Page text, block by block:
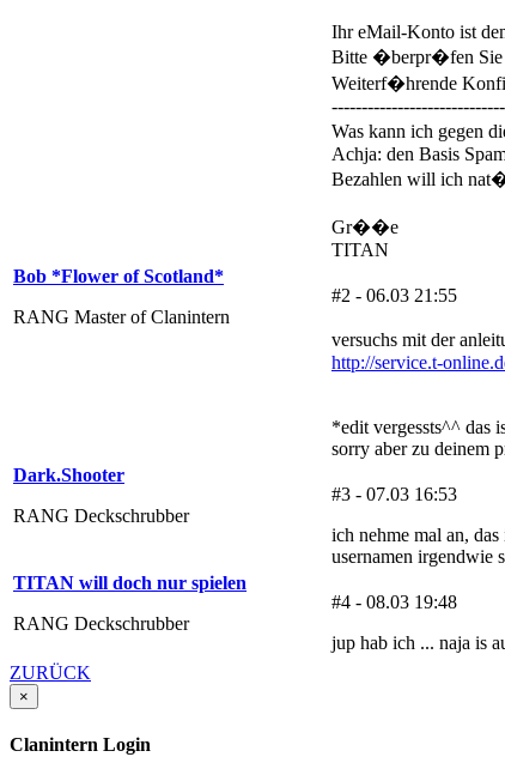
Ihr eMail-Konto ist
Bitte �berpr�fen Sie
Weiterf�hrende
Was kann ich gegen
Achja: den Basis
Bezahlen will ich
Gr��e
TITAN
Bob *Flower of Scotland*
RANG Master of Clanintern
#2 - 06.03 21:55
versuchs mit der
http://service.t-
*edit vergessts^^ das
sorry aber zu deinem
Dark.Shooter
RANG Deckschrubber
#3 - 07.03 16:53
ich nehme mal an,
usernamen irgendwie
TITAN will doch nur spielen
RANG Deckschrubber
#4 - 08.03 19:48
jup hab ich ... naja is
ZURÜCK
×
Clanintern Login